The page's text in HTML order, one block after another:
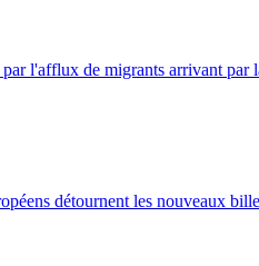
par l'afflux de migrants arrivant par
détournent les nouveaux